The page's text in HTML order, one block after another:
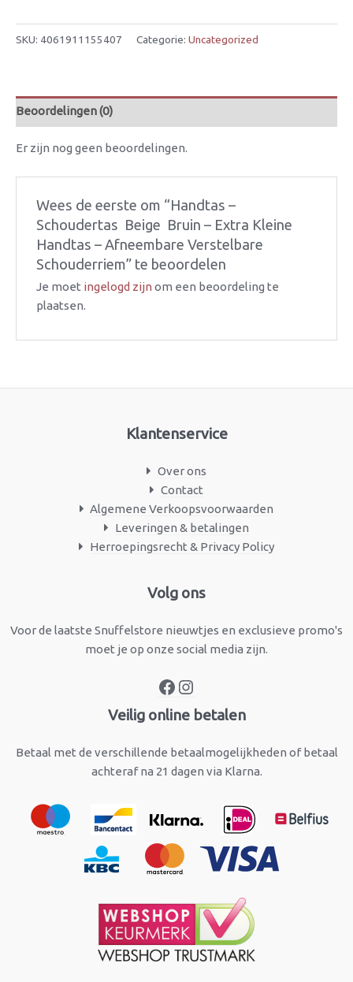
SKU: 4061911155407 Categorie: Uncategorized
Beoordelingen (0)
Er zijn nog geen beoordelingen.
Wees de eerste om “Handtas –
Schoudertas  Beige  Bruin – Extra Kleine
Handtas – Afneembare Verstelbare
Schouderriem” te beoordelen
Je moet ingelogd zijn om een beoordeling te
plaatsen.
Klantenservice
Over ons
Contact
Algemene Verkoopsvoorwaarden
Leveringen & betalingen
Herroepingsrecht & Privacy Policy
Volg ons
Voor de laatste Snuffelstore nieuwtjes en exclusieve promo's
moet je op onze social media zijn.
Facebook
Veilig online betalen
Betaal met de verschillende betaalmogelijkheden of betaal
achteraf na 21 dagen via Klarna.